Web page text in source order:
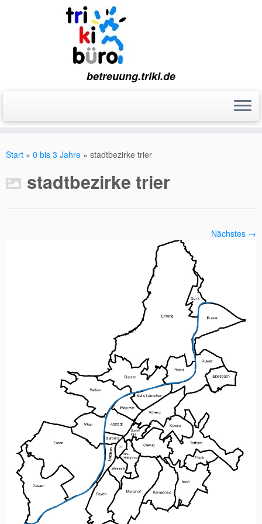
Inhalt
betreuung.triki.de
Start » 0 bis 3 Jahre » stadtbezirke trier
stadtbezirke trier
Nächstes →